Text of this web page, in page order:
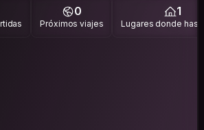
0
Próximos viajes
1
Lugares donde has